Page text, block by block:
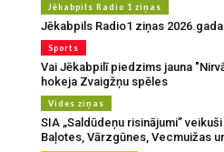
Jēkabpils Radio 1 ziņas
Jēkabpils Radio1 ziņas
Sports
Vai Jēkabpilī piedzims jauna
hokeja Zvaigžņu spēles
Vides ziņas
SIA „Saldūdeņu risinājumi”
Baļotes, Vārzgūnes, Vecmuižas